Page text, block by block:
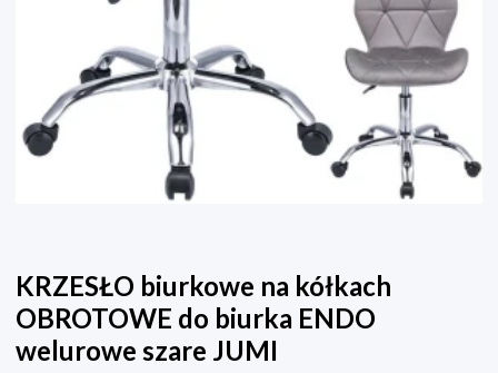
KRZESŁO biurkowe na kółkach
OBROTOWE do biurka ENDO
welurowe szare JUMI